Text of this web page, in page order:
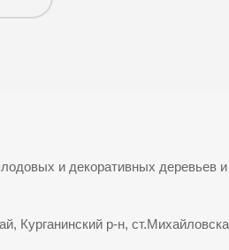
и декоративных деревьев
Курганинский р-н,